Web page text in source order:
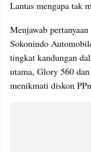
Lantas mengapa tak
Menjawab
Sokonindo
tingkat kandungan
utama, Glory 560
menikmati diskon